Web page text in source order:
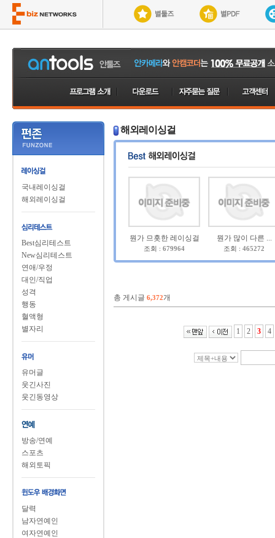
국내레이싱걸
해외레이싱걸
Best심리테스트
New심리테스트
연애/우정
대인/직업
성격
행동
혈액형
별자리
유머글
웃긴사진
웃긴동영상
방송/연예
스포츠
해외토픽
달력
남자연예인
여자연예인
해외레이싱걸
뭔가 므흣한 레이싱걸
조회 : 679964
뭔가 많이 다른 ...
조회 : 465272
총 게시글 6,372개
1 2 3 4